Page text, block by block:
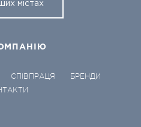
містах
СПІВПРАЦЯ
БРЕНДИ